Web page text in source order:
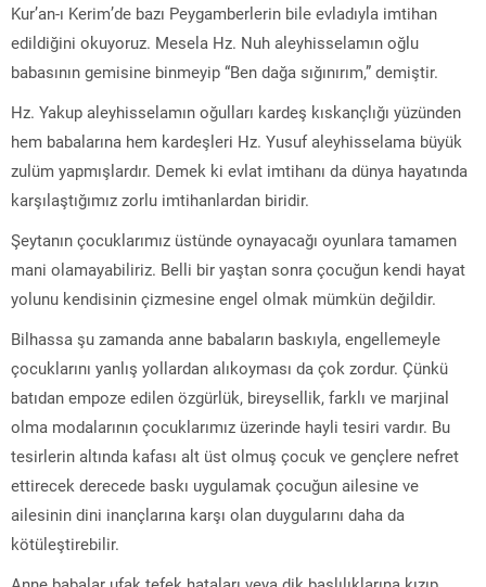
Kur’an-ı Kerim’de bazı Peygamberlerin bile evladıyla imtihan
edildiğini okuyoruz. Mesela Hz. Nuh aleyhisselamın oğlu
babasının gemisine binmeyip “Ben dağa sığınırım,” demiştir.
Hz. Yakup aleyhisselamın oğulları kardeş kıskançlığı yüzünden
hem babalarına hem kardeşleri Hz. Yusuf aleyhisselama büyük
zulüm yapmışlardır. Demek ki evlat imtihanı da dünya hayatında
karşılaştığımız zorlu imtihanlardan biridir.
Şeytanın çocuklarımız üstünde oynayacağı oyunlara tamamen
mani olamayabiliriz. Belli bir yaştan sonra çocuğun kendi hayat
yolunu kendisinin çizmesine engel olmak mümkün değildir.
Bilhassa şu zamanda anne babaların baskıyla, engellemeyle
çocuklarını yanlış yollardan alıkoyması da çok zordur. Çünkü
batıdan empoze edilen özgürlük, bireysellik, farklı ve marjinal
olma modalarının çocuklarımız üzerinde hayli tesiri vardır. Bu
tesirlerin altında kafası alt üst olmuş çocuk ve gençlere nefret
ettirecek derecede baskı uygulamak çocuğun ailesine ve
ailesinin dini inançlarına karşı olan duygularını daha da
kötüleştirebilir.